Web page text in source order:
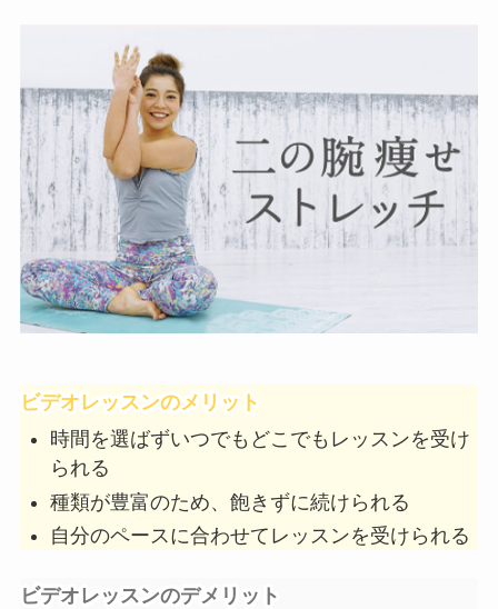
ビデオレッスンのメリット
時間を選ばずいつでもどこでもレッスンを受け
られる
種類が豊富のため、飽きずに続けられる
自分のペースに合わせてレッスンを受けられる
ビデオレッスンのデメリット